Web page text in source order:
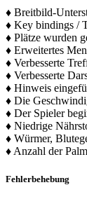
♦ Breitbild-
♦ Key bindings /
♦ Plätze wurden
♦ Erweitertes
♦ Verbesserte
♦ Verbesserte
♦ Hinweis
♦ Die
♦ Der Spieler
♦ Niedrige
♦ Würmer,
♦ Anzahl der
Fehlerbehebung